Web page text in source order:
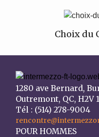
Choix du
1280 ave Bernard,
Outremont, QC, H2V
Tél : (514) 278-9004
POUR HOMMES